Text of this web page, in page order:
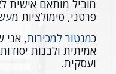
מוביל מותאם אישית
פרטני, סימולציות
כמנטור למכירות, אני
אמיתית ולבנות
ועסקית.